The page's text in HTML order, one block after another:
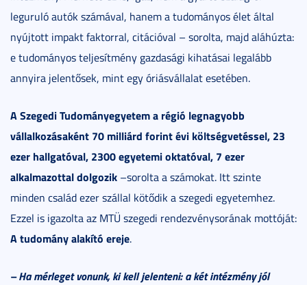
leguruló autók számával, hanem a tudományos élet által
nyújtott impakt faktorral, citációval – sorolta, majd aláhúzta:
e tudományos teljesítmény gazdasági kihatásai legalább
annyira jelentősek, mint egy óriásvállalat esetében.
A Szegedi Tudományegyetem a régió legnagyobb
vállalkozásaként 70 milliárd forint évi költségvetéssel, 23
ezer hallgatóval, 2300 egyetemi oktatóval, 7 ezer
alkalmazottal dolgozik –sorolta a számokat. Itt szinte
minden család ezer szállal kötődik a szegedi egyetemhez.
Ezzel is igazolta az MTÜ szegedi rendezvénysorának mottóját:
A tudomány alakító ereje.
– Ha mérleget vonunk, ki kell jelenteni: a két intézmény jól